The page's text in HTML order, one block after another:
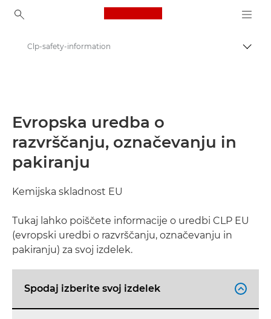
Canon Logo, back to
Trajnostni pristop in iniciative
Clp-safety-information
Evropska uredba o
razvrščanju, označevanju in
pakiranju
Kemijska skladnost EU
Tukaj lahko poiščete informacije o uredbi CLP EU
(evropski uredbi o razvrščanju, označevanju in
pakiranju) za svoj izdelek.
Spodaj izberite svoj izdelek 